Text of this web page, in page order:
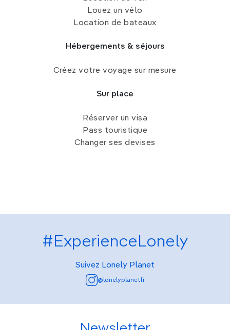
Louez un vélo
Location de bateaux
Hébergements & séjours
Créez votre voyage sur mesure
Sur place
Réserver un visa
Pass touristique
Changer ses devises
#ExperienceLonely
Suivez Lonely Planet
@lonelyplanetfr